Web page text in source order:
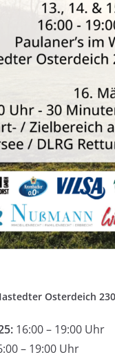
Osterdeich
16:00 – 19:00 Uhr
– 19:00 Uhr